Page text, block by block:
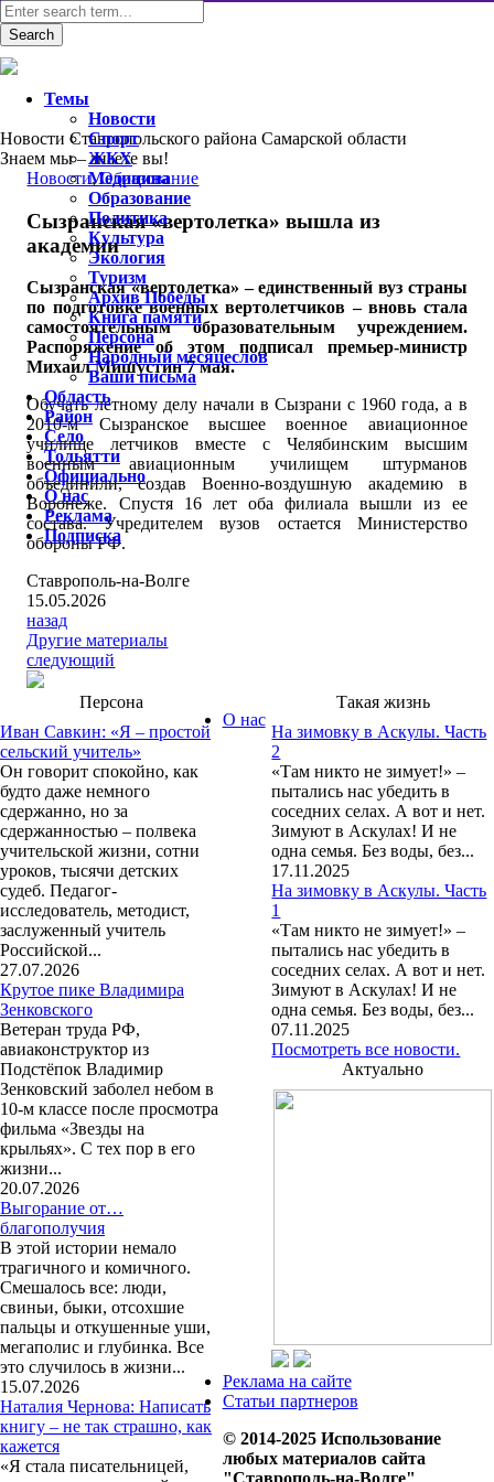
Новости Ставропольского района Самарской области
Знаем мы – знаете вы!
Новости,Образование
Сызранская «вертолетка» вышла из
академии
Сызранская «вертолетка» – единственный вуз страны
по подготовке военных вертолетчиков – вновь стала
самостоятельным образовательным учреждением.
Распоряжение об этом подписал премьер-министр
Михаил Мишустин 7 мая.
Обучать летному делу начали в Сызрани с 1960 года, а в
2010-м Сызранское высшее военное авиационное
училище летчиков вместе с Челябинским высшим
военным авиационным училищем штурманов
объединили, создав Военно-воздушную академию в
Воронеже. Спустя 16 лет оба филиала вышли из ее
состава. Учредителем вузов остается Министерство
обороны РФ.
Ставрополь-на-Волге
15.05.2026
назад
Другие материалы
следующий
Персона
Иван Савкин: «Я – простой
сельский учитель»
Он говорит спокойно, как
будто даже немного
сдержанно, но за
сдержанностью – полвека
учительской жизни, сотни
уроков, тысячи детских
судеб. Педагог-
исследователь, методист,
заслуженный учитель
Российской...
27.07.2026
Крутое пике Владимира
Зенковского
Ветеран труда РФ,
авиаконструктор из
Подстёпок Владимир
Зенковский заболел небом в
10-м классе после просмотра
фильма «Звезды на
крыльях». С тех пор в его
жизни...
20.07.2026
Выгорание от…
благополучия
В этой истории немало
трагичного и комичного.
Смешалось все: люди,
свиньи, быки, отсохшие
пальцы и откушенные уши,
мегаполис и глубинка. Все
это случилось в жизни...
15.07.2026
Наталия Чернова: Написать
книгу – не так страшно, как
кажется
«Я стала писательницей,
Такая жизнь
На зимовку в Аскулы. Часть
2
«Там никто не зимует!» –
пытались нас убедить в
соседних селах. А вот и нет.
Зимуют в Аскулах! И не
одна семья. Без воды, без...
17.11.2025
На зимовку в Аскулы. Часть
1
«Там никто не зимует!» –
пытались нас убедить в
соседних селах. А вот и нет.
Зимуют в Аскулах! И не
одна семья. Без воды, без...
07.11.2025
Посмотреть все новости.
Актуально
О нас
Реклама на сайте
Статьи партнеров
© 2014-2025 Использование
любых материалов сайта
Темы
Новости
Спорт
ЖКХ
Медицина
Образование
Политика
Культура
Экология
Туризм
Архив Победы
Книга памяти
Персона
Народный месяцеслов
Ваши письма
Область
Район
Село
Тольятти
Официально
О нас
Реклама
Подписка